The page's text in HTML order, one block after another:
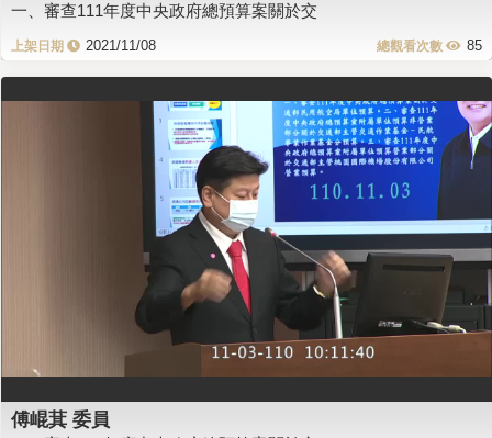
一、審查111年度中央政府總預算案關於交
2021/11/08 85
傅崐萁 委員